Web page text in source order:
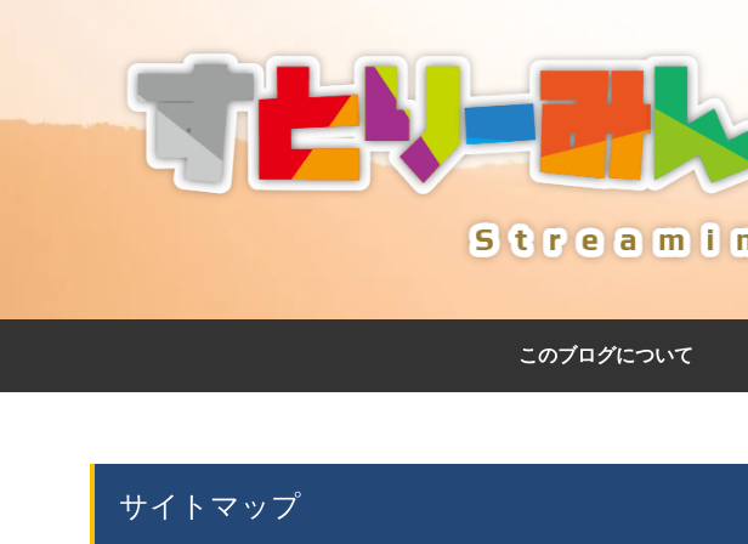
このブログについて
サイトマップ